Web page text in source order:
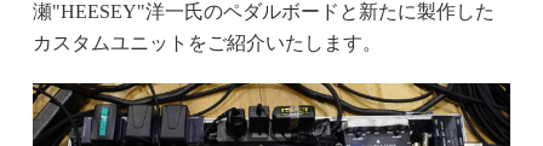
瀬"HEESEY"洋一氏のペダルボードと新たに製作した
カスタムユニットをご紹介いたします。